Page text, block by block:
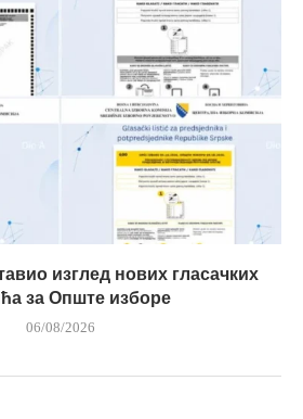
изглед нових гласачких
за Опште изборе
06/08/2026